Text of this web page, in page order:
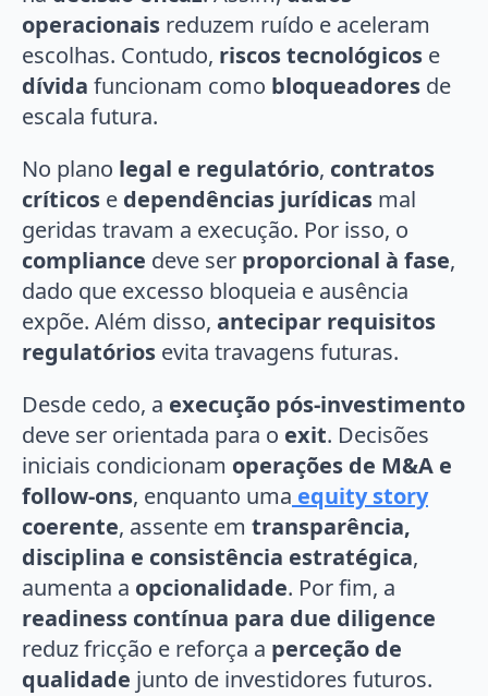
operacionais reduzem ruído e aceleram
escolhas. Contudo, riscos tecnológicos e
dívida funcionam como bloqueadores de
escala futura.
No plano legal e regulatório, contratos
críticos e dependências jurídicas mal
geridas travam a execução. Por isso, o
compliance deve ser proporcional à fase,
dado que excesso bloqueia e ausência
expõe. Além disso, antecipar requisitos
regulatórios evita travagens futuras.
Desde cedo, a execução pós-investimento
deve ser orientada para o exit. Decisões
iniciais condicionam operações de M&A e
follow-ons, enquanto uma equity story
coerente, assente em transparência,
disciplina e consistência estratégica,
aumenta a opcionalidade. Por fim, a
readiness contínua para due diligence
reduz fricção e reforça a perceção de
qualidade junto de investidores futuros.